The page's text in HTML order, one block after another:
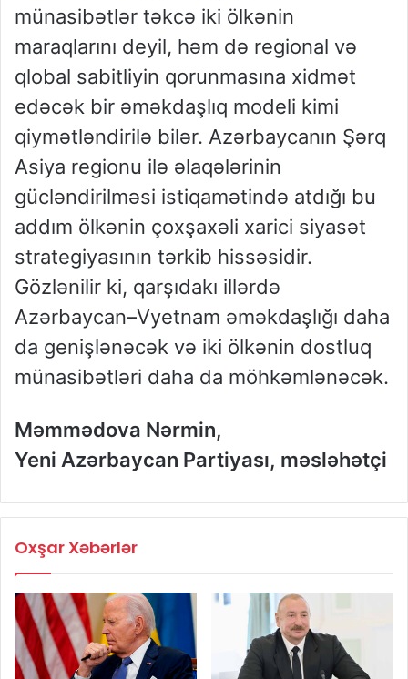
münasibətlər təkcə iki ölkənin
maraqlarını deyil, həm də regional və
qlobal sabitliyin qorunmasına xidmət
edəcək bir əməkdaşlıq modeli kimi
qiymətləndirilə bilər. Azərbaycanın Şərq
Asiya regionu ilə əlaqələrinin
gücləndirilməsi istiqamətində atdığı bu
addım ölkənin çoxşaxəli xarici siyasət
strategiyasının tərkib hissəsidir.
Gözlənilir ki, qarşıdakı illərdə
Azərbaycan–Vyetnam əməkdaşlığı daha
da genişlənəcək və iki ölkənin dostluq
münasibətləri daha da möhkəmlənəcək.
Məmmədova Nərmin,
Yeni Azərbaycan Partiyası, məsləhətçi
Oxşar Xəbərlər